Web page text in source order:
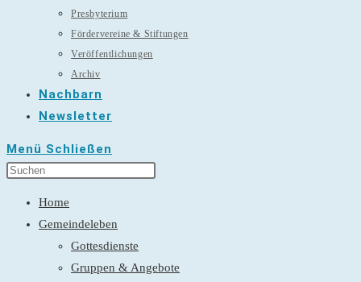
Presbyterium
Fördervereine & Stiftungen
Veröffentlichungen
Archiv
Nachbarn
Newsletter
Menü Schließen
Home
Gemeindeleben
Gottesdienste
Gruppen & Angebote